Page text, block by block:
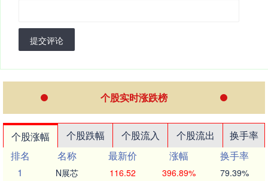
提交评论
个股实时涨跌榜
个股涨幅 个股跌幅 个股流入 个股流出
换手率
排名
名称 最新价 涨幅
换手率
1
N展芯 116.52 396.89% 79.39%